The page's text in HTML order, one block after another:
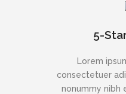
5-
Lorem
consectetuer
nonummy nibh